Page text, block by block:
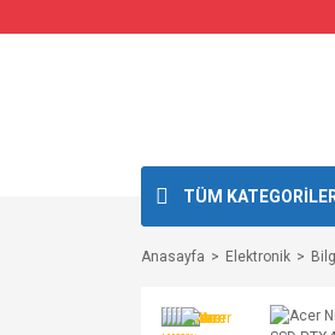
TÜM
Anasayfa Elektronik